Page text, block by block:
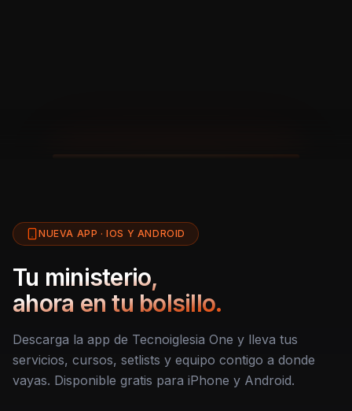
NUEVA APP · IOS Y ANDROID
Tu ministerio,
ahora en tu bolsillo.
Descarga la app de Tecnoiglesia One y lleva tus
servicios, cursos, setlists y equipo contigo a donde
vayas. Disponible gratis para iPhone y Android.